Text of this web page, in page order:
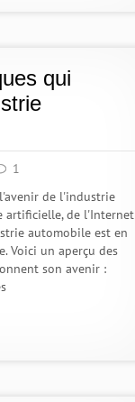
qui
1
de l'industrie
artificielle, de l'Internet
automobile est en
Voici un aperçu des
son avenir :